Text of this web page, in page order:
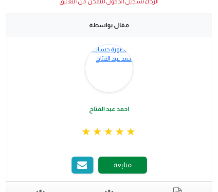
مقال بواسطة
احمد عبد الفتاح
متابعة